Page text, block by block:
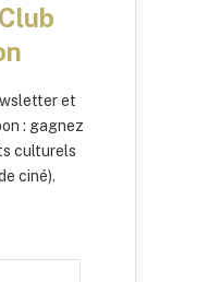
et
: gagnez
culturels
ciné).